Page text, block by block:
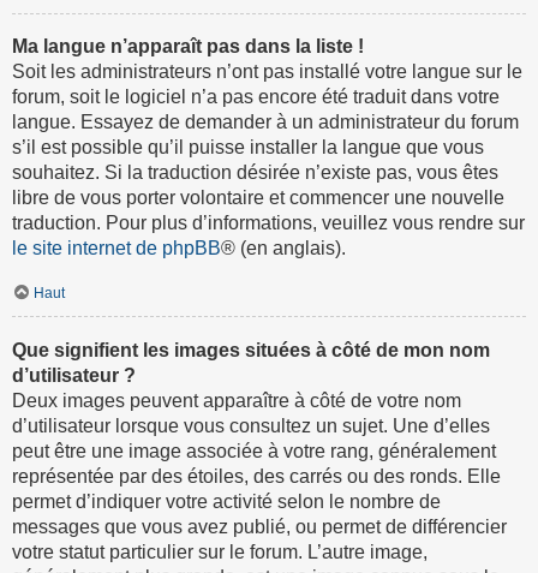
Ma langue n’apparaît pas dans la liste !
Soit les administrateurs n’ont pas installé votre langue sur le
forum, soit le logiciel n’a pas encore été traduit dans votre
langue. Essayez de demander à un administrateur du forum
s’il est possible qu’il puisse installer la langue que vous
souhaitez. Si la traduction désirée n’existe pas, vous êtes
libre de vous porter volontaire et commencer une nouvelle
traduction. Pour plus d’informations, veuillez vous rendre sur
le site internet de phpBB® (en anglais).
Haut
Que signifient les images situées à côté de mon nom
d’utilisateur ?
Deux images peuvent apparaître à côté de votre nom
d’utilisateur lorsque vous consultez un sujet. Une d’elles
peut être une image associée à votre rang, généralement
représentée par des étoiles, des carrés ou des ronds. Elle
permet d’indiquer votre activité selon le nombre de
messages que vous avez publié, ou permet de différencier
votre statut particulier sur le forum. L’autre image,